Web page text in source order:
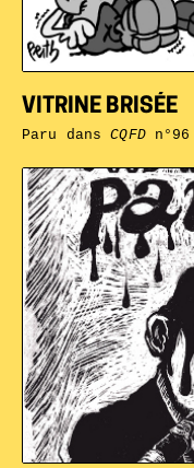
VITRINE BRISÉE
Paru dansCQFD